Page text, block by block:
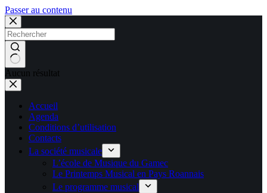
Passer au contenu
Aucun résultat
Accueil
Agenda
Conditions d’utilisation
Contacts
La société musicale
L’école de Musique du Gamec
Le Printemps Musical en Pays Roannais
Le programme musical